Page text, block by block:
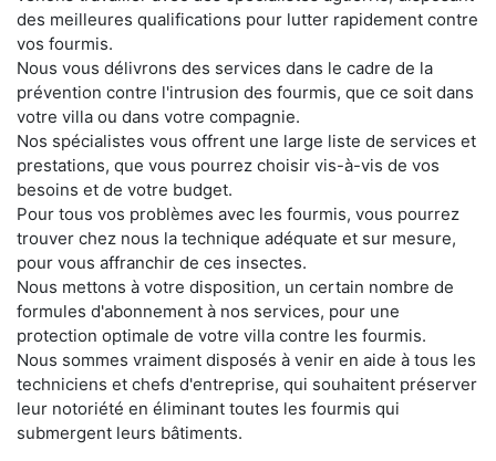
des meilleures qualifications pour lutter rapidement contre
vos fourmis.
Nous vous délivrons des services dans le cadre de la
prévention contre l'intrusion des fourmis, que ce soit dans
votre villa ou dans votre compagnie.
Nos spécialistes vous offrent une large liste de services et
prestations, que vous pourrez choisir vis-à-vis de vos
besoins et de votre budget.
Pour tous vos problèmes avec les fourmis, vous pourrez
trouver chez nous la technique adéquate et sur mesure,
pour vous affranchir de ces insectes.
Nous mettons à votre disposition, un certain nombre de
formules d'abonnement à nos services, pour une
protection optimale de votre villa contre les fourmis.
Nous sommes vraiment disposés à venir en aide à tous les
techniciens et chefs d'entreprise, qui souhaitent préserver
leur notoriété en éliminant toutes les fourmis qui
submergent leurs bâtiments.